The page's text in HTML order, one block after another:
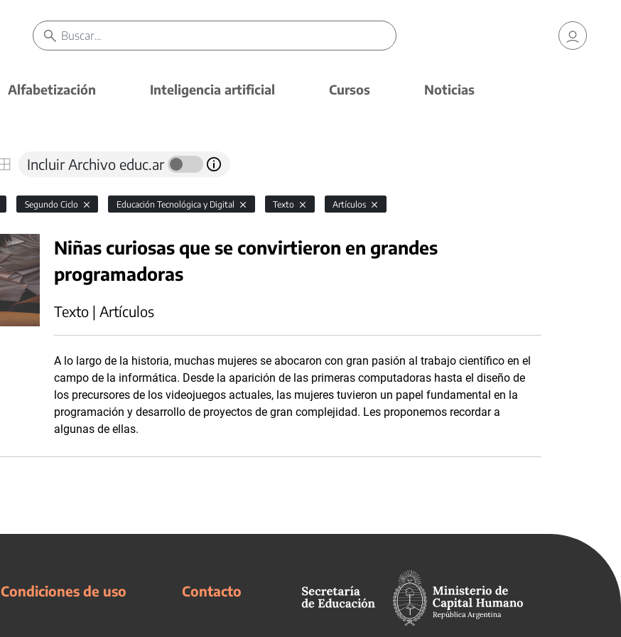
Alfabetización Inteligencia artificial Cursos Noticias
Incluir Archivo educ.ar
Segundo Ciclo Educación Tecnológica y Digital Texto Artículos
Niñas curiosas que se convirtieron en grandes
programadoras
Texto | Artículos
A lo largo de la historia, muchas mujeres se abocaron con gran pasión al trabajo científico en el
campo de la informática. Desde la aparición de las primeras computadoras hasta el diseño de
los precursores de los videojuegos actuales, las mujeres tuvieron un papel fundamental en la
programación y desarrollo de proyectos de gran complejidad. Les proponemos recordar a
algunas de ellas.
Condiciones de uso Contacto